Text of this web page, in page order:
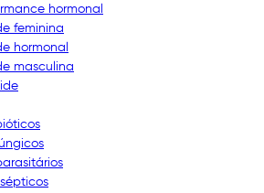
hormonal
feminina
hormonal
masculina